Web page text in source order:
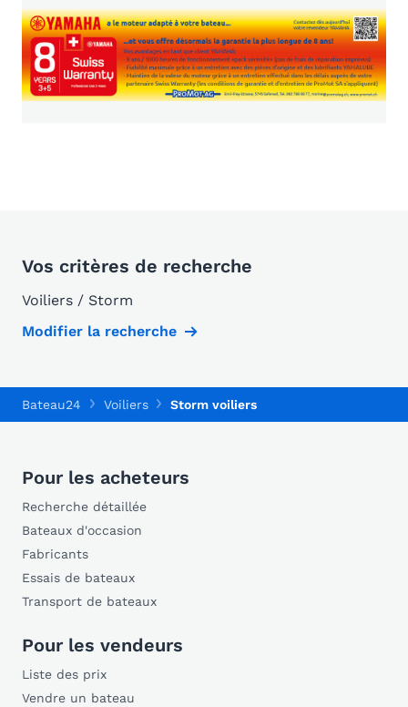
Vos critères de recherche
Voiliers / Storm
Modifier la recherche
Bateau24 Voiliers Storm voiliers
Pour les acheteurs
Recherche détaillée
Bateaux d'occasion
Fabricants
Essais de bateaux
Transport de bateaux
Pour les vendeurs
Liste des prix
Vendre un bateau